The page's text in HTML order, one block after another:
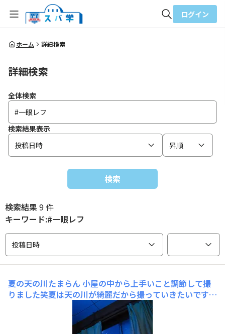
全体検索
ログイン
ホーム 詳細検索
詳細検索
全体検索
検索結果表示
投稿日時
昇順
検索
検索結果9 件
キーワード:#一眼レフ
投稿日時
夏の天の川たまらん小屋の中から上手いこと調節して撮
りました笑夏は天の川が綺麗だから撮っていきたいです
ね。インスタもやってるので見てくれたら嬉しいです笑
名前｢yuma-shizuoka ｣カメラ eos kiss x8i レンズ シグ
マ 20mm F1.8 EX DG ASPHERICAL RF